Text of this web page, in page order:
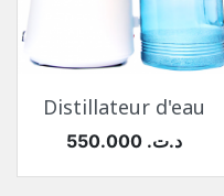
Distillateur d'eau
السعر 550.000 د.ت.‏